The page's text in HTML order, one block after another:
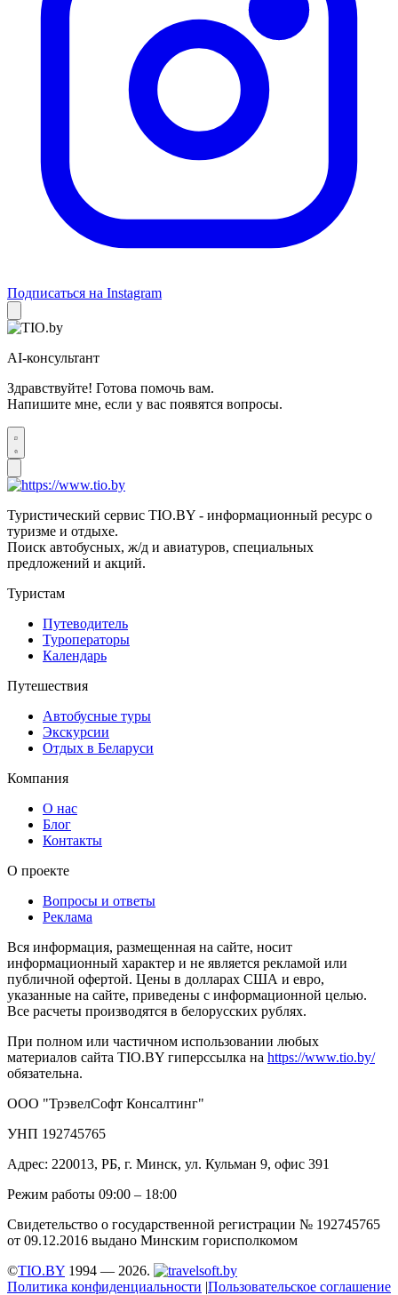
Подписаться на Instagram
AI-консультант
Здравствуйте! Готова помочь вам.
Напишите мне, если у вас появятся вопросы.
Туристический сервис TIO.BY - информационный ресурс о
туризме и отдыхе.
Поиск автобусных, ж/д и авиатуров, специальных
предложений и акций.
Туристам
Путеводитель
Туроператоры
Календарь
Путешествия
Автобусные туры
Экскурсии
Отдых в Беларуси
Компания
О нас
Блог
Контакты
О проекте
Вопросы и ответы
Реклама
Вся информация, размещенная на сайте, носит
информационный характер и не является рекламой или
публичной офертой. Цены в долларах США и евро,
указанные на сайте, приведены с информационной целью.
Все расчеты производятся в белорусских рублях.
При полном или частичном использовании любых
материалов сайта TIO.BY гиперссылка на https://www.tio.by/
обязательна.
ООО "ТрэвелСофт Консалтинг"
УНП 192745765
Адрес: 220013, РБ, г. Минск, ул. Кульман 9, офис 391
Режим работы 09:00 – 18:00
Свидетельство о государственной регистрации № 192745765
от 09.12.2016 выдано Минским горисполкомом
©TIO.BY 1994 — 2026.
Политика конфиденциальности |Пользовательское соглашение